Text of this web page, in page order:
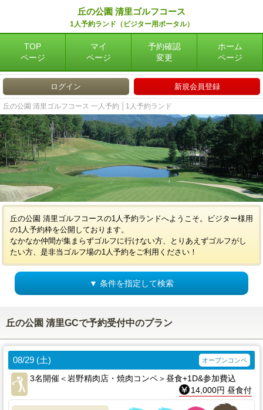
丘の公園 清里ゴルフコース
1人予約ランド（ビジター用ポータル）
TOP
ページ
マイ
ページ
予約確認
変更
ホーム
ページ
ログイン 新規会員登録
丘の公園 清里ゴルフコース 一人予約 │1人予約ランド
丘の公園 清里ゴルフコースの1人予約ランドへようこそ。ビジター様用
の1人予約枠を公開しております。
なかなか仲間が集まらずゴルフに行けない方、とりあえずゴルフがし
たい方、是非当ゴルフ場の1人予約をご利用ください！
▼ 条件を指定して検索
丘の公園 清里GCで予約受付中のプラン
08/29 (土) オープンコンペ
3名開催＜岩野精肉店・焼肉コンペ＞昼食+1D&参加費込
14,000円 昼食付